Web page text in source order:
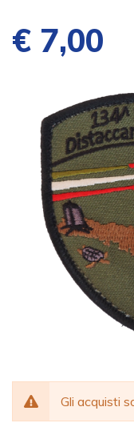
€ 7,00
Gli acquisti